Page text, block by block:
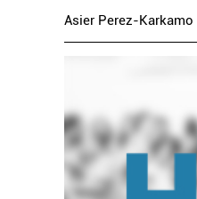
Asier Perez-Karkamo